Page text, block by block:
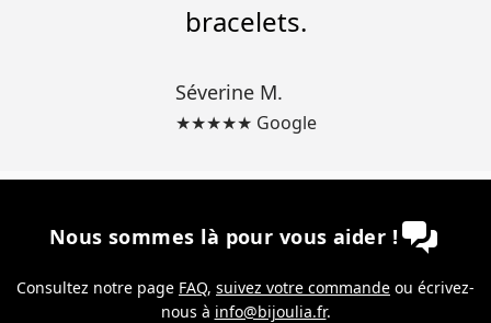
bracelets.
Séverine M.
★★★★★ Google
Nous sommes là pour vous aider !
Consultez notre page FAQ, suivez votre commande ou écrivez-
nous à info@bijoulia.fr.